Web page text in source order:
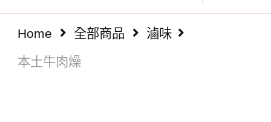
Home 全部商品
滷味
本土牛肉燥